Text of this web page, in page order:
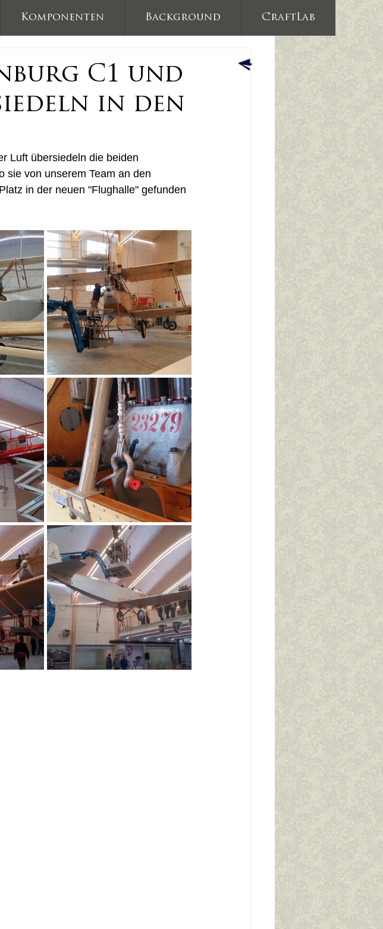
Komponenten Background CraftLab
C1 und
in den
Luft übersiedeln die beiden
sie von unserem Team an den
in der neuen "Flughalle" gefunden